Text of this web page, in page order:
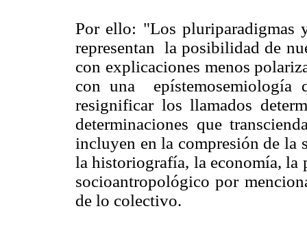
Por ello: "Los pluriparadigmas
representan la posibilidad de
con explicaciones menos
con una epístemosemiología
resignificar los llamados
determinaciones que
incluyen en la compresión de la
la historiografía, la economía,
socioantropológico por
de lo colectivo.